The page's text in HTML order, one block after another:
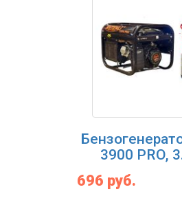
3900 PRO,
696 руб.